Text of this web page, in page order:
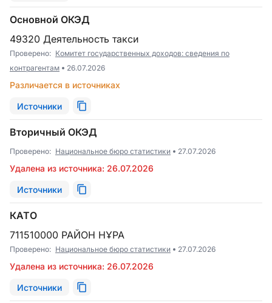
Основной ОКЭД
49320 Деятельность такси
Проверено: Комитет государственных доходов: сведения по
контрагентам
26.07.2026
Различается в источниках
Источники
Вторичный ОКЭД
Проверено: Национальное бюро статистики 27.07.2026
Удалена из источника: 26.07.2026
Источники
КАТО
711510000 РАЙОН НҰРА
Проверено: Национальное бюро статистики 27.07.2026
Удалена из источника: 26.07.2026
Источники